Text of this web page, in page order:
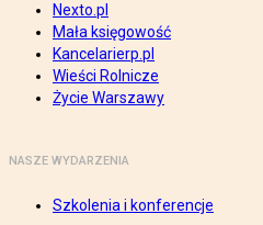
Nexto.pl
Mała księgowość
Kancelarierp.pl
Wieści Rolnicze
Życie Warszawy
NASZE WYDARZENIA
Szkolenia i konferencje